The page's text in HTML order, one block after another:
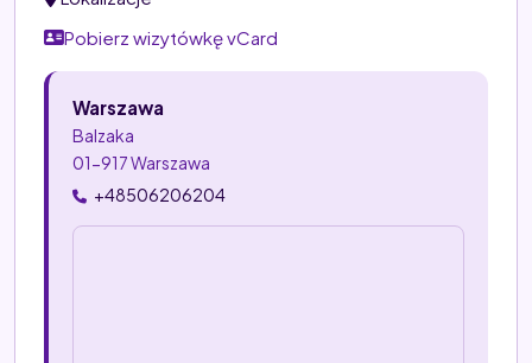
Pobierz wizytówkę vCard
Warszawa
Balzaka
01-917 Warszawa
+48506206204